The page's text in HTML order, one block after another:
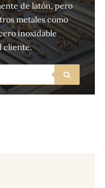
de latón, pero
metales como
inoxidable
cliente.